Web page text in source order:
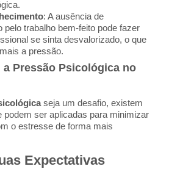
: A ausência de
pelo trabalho bem-feito pode fazer
se sinta desvalorizado, o que
a pressão.
Pressão Psicológica no
seja um desafio, existem
podem ser aplicadas para minimizar
o estresse de forma mais
Expectativas